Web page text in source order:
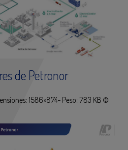
de Petronor
1586×874- Peso: 783 KB ©